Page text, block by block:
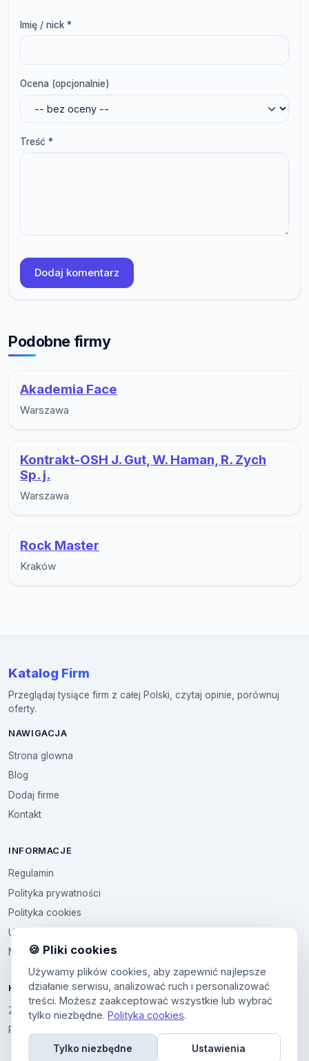
Imię / nick *
Ocena (opcjonalnie)
Treść *
Dodaj komentarz
Podobne firmy
Akademia Face
Warszawa
Kontrakt-OSH J. Gut, W. Haman, R. Zych
Sp. j.
Warszawa
Rock Master
Kraków
Katalog Firm
Przeglądaj tysiące firm z całej Polski, czytaj opinie, porównuj
oferty.
NAWIGACJA
Strona glowna
Blog
Dodaj firme
Kontakt
INFORMACJE
Regulamin
Polityka prywatności
Polityka cookies
Ustawienia cookies
Multikod
KONTO
Zaloguj sie
Panel uzytkownika
🍪 Pliki cookies
Używamy plików cookies, aby zapewnić najlepsze
działanie serwisu, analizować ruch i personalizować
treści. Możesz zaakceptować wszystkie lub wybrać
tylko niezbędne. Polityka cookies.
Tylko niezbędne Ustawienia